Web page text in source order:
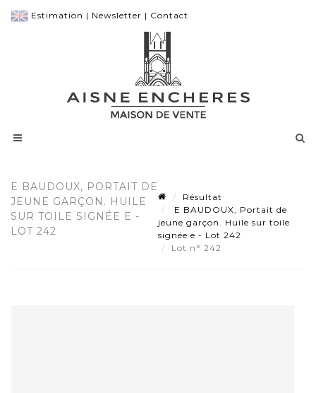
Estimation | Newsletter | Contact
E BAUDOUX, PORTAIT DE
JEUNE GARÇON. HUILE
SUR TOILE SIGNÉE E -
LOT 242
Résultat
E BAUDOUX, Portait de
jeune garçon. Huile sur toile
signée e - Lot 242
Lot n° 242